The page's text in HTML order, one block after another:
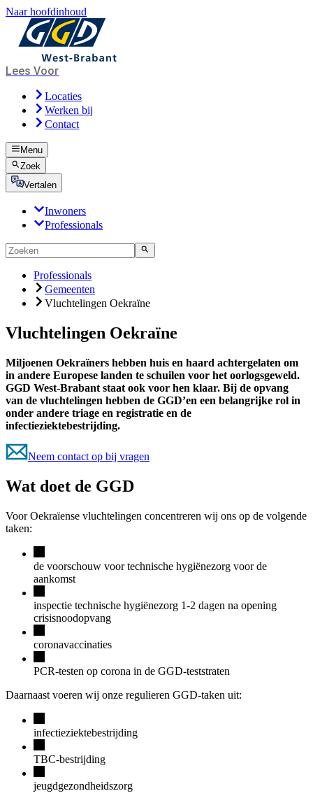
Naar hoofdinhoud
Lees Voor
Locaties
Werken bij
Contact
Menu
Zoek
Vertalen
Inwoners
Professionals
Professionals
Gemeenten
Vluchtelingen Oekraïne
Vluchtelingen Oekraïne
Miljoenen Oekraïners hebben huis en haard achtergelaten om
in andere Europese landen te schuilen voor het oorlogsgeweld.
GGD West-Brabant staat ook voor hen klaar. Bij de opvang
van de vluchtelingen hebben de GGD’en een belangrijke rol in
onder andere triage en registratie en de
infectieziektebestrijding.
Neem contact op bij vragen
Wat doet de GGD
Voor Oekraïense vluchtelingen concentreren wij ons op de volgende
taken:
de voorschouw voor technische hygiënezorg voor de
aankomst
inspectie technische hygiënezorg 1-2 dagen na opening
crisisnoodopvang
coronavaccinaties
PCR-testen op corona in de GGD-teststraten
Daarnaast voeren wij onze regulieren GGD-taken uit:
infectieziektebestrijding
TBC-bestrijding
jeugdgezondheidszorg